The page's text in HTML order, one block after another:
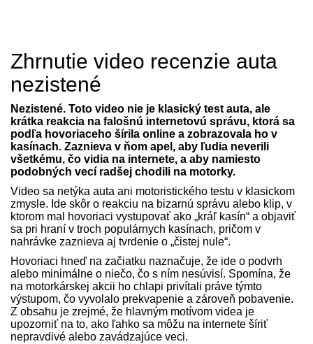
Zhrnutie video recenzie auta
nezistené
Nezistené. Toto video nie je klasický test auta, ale
krátka reakcia na falošnú internetovú správu, ktorá sa
podľa hovoriaceho šírila online a zobrazovala ho v
kasínach. Zaznieva v ňom apel, aby ľudia neverili
všetkému, čo vidia na internete, a aby namiesto
podobných vecí radšej chodili na motorky.
Video sa netýka auta ani motoristického testu v klasickom
zmysle. Ide skôr o reakciu na bizarnú správu alebo klip, v
ktorom mal hovoriaci vystupovať ako „kráľ kasín“ a objaviť
sa pri hraní v troch populárnych kasínach, pričom v
nahrávke zaznieva aj tvrdenie o „čistej nule“.
Hovoriaci hneď na začiatku naznačuje, že ide o podvrh
alebo minimálne o niečo, čo s ním nesúvisí. Spomína, že
na motorkárskej akcii ho chlapi privítali práve týmto
výstupom, čo vyvolalo prekvapenie a zároveň pobavenie.
Z obsahu je zrejmé, že hlavným motívom videa je
upozorniť na to, ako ľahko sa môžu na internete šíriť
nepravdivé alebo zavádzajúce veci.